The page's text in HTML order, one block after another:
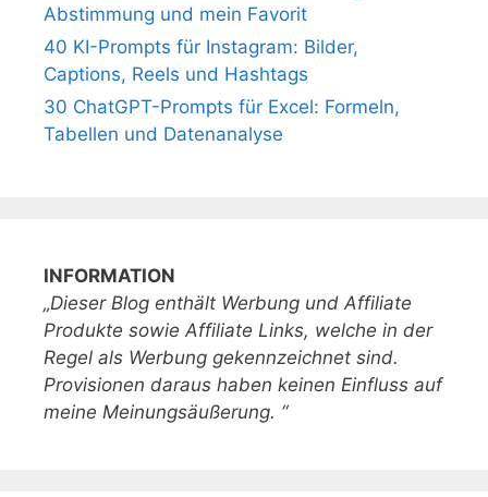
Abstimmung und mein Favorit
40 KI-Prompts für Instagram: Bilder,
Captions, Reels und Hashtags
30 ChatGPT-Prompts für Excel: Formeln,
Tabellen und Datenanalyse
INFORMATION
„Dieser Blog enthält Werbung und Affiliate
Produkte sowie Affiliate Links, welche in der
Regel als Werbung gekennzeichnet sind.
Provisionen daraus haben keinen Einfluss auf
meine Meinungsäußerung. “